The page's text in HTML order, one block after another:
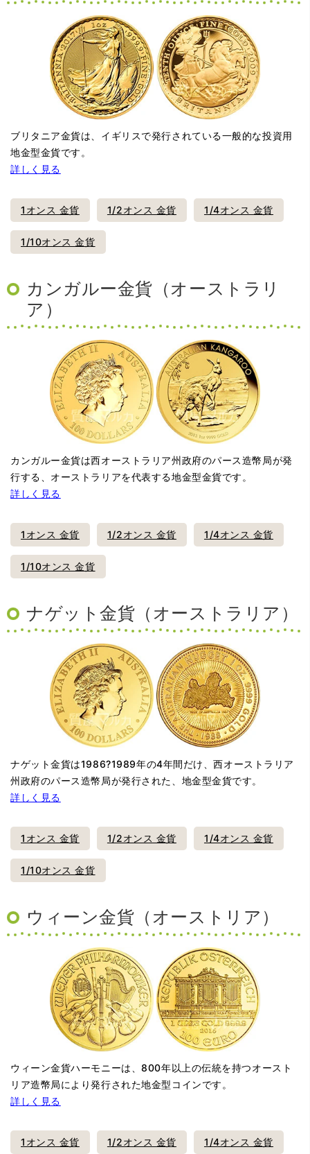
ブリタニア金貨は、イギリスで発行されている一般的な投資用
地金型金貨です。
詳しく見る
1オンス 金貨 1/2オンス 金貨 1/4オンス 金貨
1/10オンス 金貨
カンガルー金貨（オーストラリ
ア）
カンガルー金貨は西オーストラリア州政府のパース造幣局が発
行する、オーストラリアを代表する地金型金貨です。
詳しく見る
1オンス 金貨 1/2オンス 金貨 1/4オンス 金貨
1/10オンス 金貨
ナゲット金貨（オーストラリア）
ナゲット金貨は1986?1989年の4年間だけ、西オーストラリア
州政府のパース造幣局が発行された、地金型金貨です。
詳しく見る
1オンス 金貨 1/2オンス 金貨 1/4オンス 金貨
1/10オンス 金貨
ウィーン金貨（オーストリア）
ウィーン金貨ハーモニーは、800年以上の伝統を持つオースト
リア造幣局により発行された地金型コインです。
詳しく見る
1オンス 金貨 1/2オンス 金貨 1/4オンス 金貨